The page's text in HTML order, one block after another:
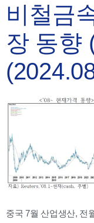
비철금
장 동향
중국 7월 산업생산, 전